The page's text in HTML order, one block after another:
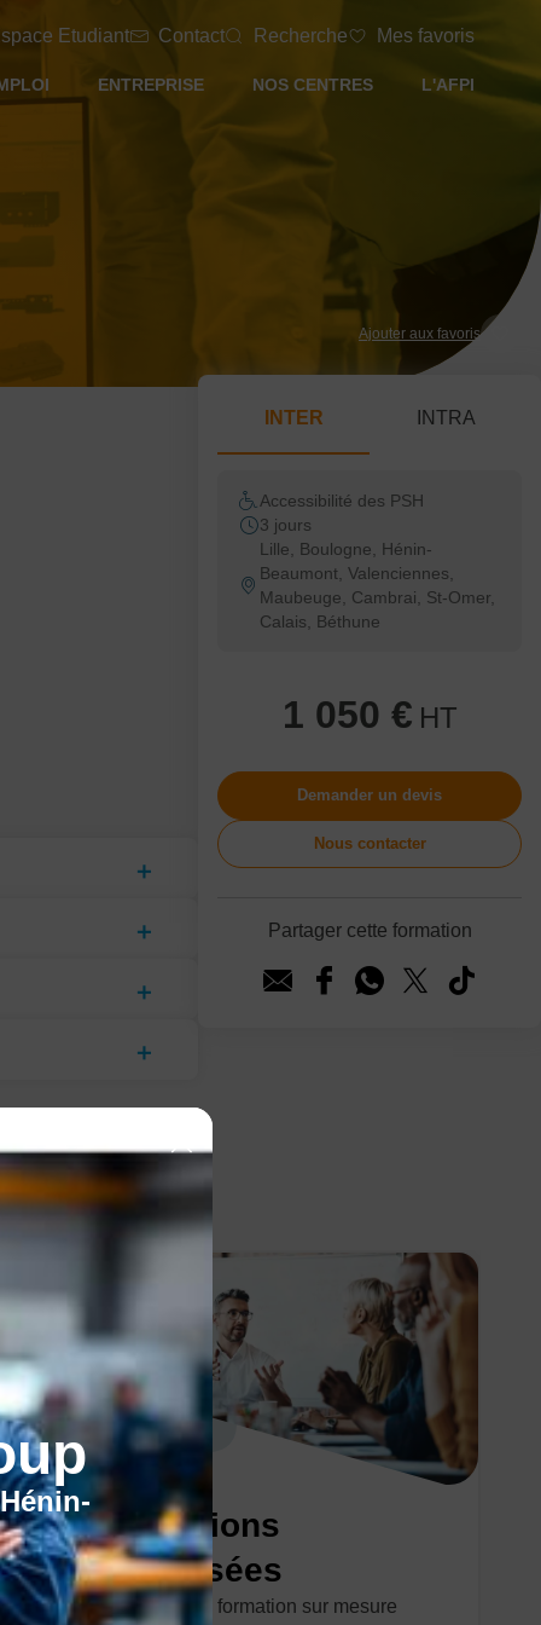
Etudiant Contact Recherche Mes favoris
ENTREPRISE NOS CENTRES L'AFPI
Ajouter aux favoris
INTER INTRA
Accessibilité des PSH
3 jours
Lille, Boulogne, Hénin-
Beaumont, Valenciennes,
Maubeuge, Cambrai, St-Omer,
Calais, Béthune
1 050 € HT
Demander un devis
Nous contacter
Partager cette formation
Les formations
individualisées
Faites le choix d'une formation sur mesure